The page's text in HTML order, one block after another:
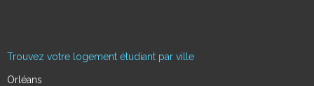
Trouvez votre logement étudiant par ville
Orléans